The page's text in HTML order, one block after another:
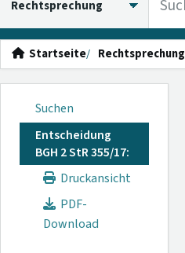
Startseite Rechtsprechung
Suchen
Entscheidung
BGH 2 StR 355/17:
Druckansicht
PDF-
Download